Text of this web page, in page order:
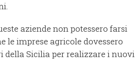
aziende non potessero farsi
le imprese agricole dovessero
della Sicilia per realizzare i nuovi